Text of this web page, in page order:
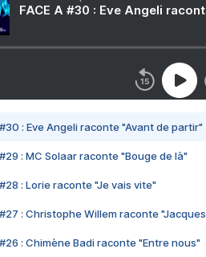
FACE A #30 : Eve Angeli
#30 : Eve Angeli raconte "Avant de partir"
#29 : MC Solaar raconte "Bouge de là"
#28 : Lorie raconte "Je vais vite"
#27 : Christophe Willem raconte
#26 : Chimène Badi raconte "Entre nous"